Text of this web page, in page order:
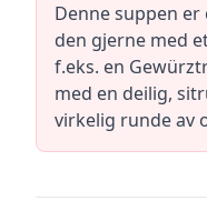
Denne suppen
den gjerne med
f.eks. en
med en deilig,
virkelig runde av